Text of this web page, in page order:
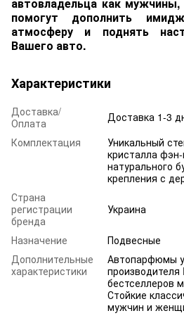
автовладельца как
помогут дополнить
атмосферу и поднять
Вашего авто.
Характеристики
Доставка/
Оплата
Доставка 1-3
Комплектация
Уникальный
кристалла
натурального
крепления с
Страна
регистрации
бренда
Украина
Назначение
Подвесные
Дополнительные
характеристики
Автопарфюмы
производителя
бестселлеров
Стойкие
мужчин и